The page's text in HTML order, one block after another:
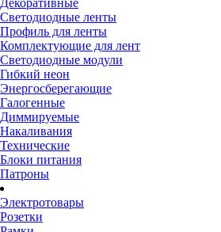
Декоративные
Светодиодные ленты
Профиль для ленты
Комплектующие для лент
Светодиодные модули
Гибкий неон
Энергосберегающие
Галогенные
Диммируемые
Накаливания
Технические
Блоки питания
Патроны
Электротовары
Розетки